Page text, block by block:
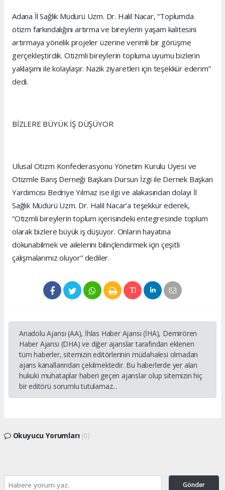
Adana İl Sağlık Müdürü Uzm. Dr. Halil Nacar, “Toplumda
otizm farkındalığını artırma ve bireylerin yaşam kalitesini
artırmaya yönelik projeler üzerine verimli bir görüşme
gerçekleştirdik. Otizmli bireylerin topluma uyumu bizlerin
yaklaşımı ile kolaylaşır. Nazik ziyaretleri için teşekkür ederim”
dedi.
BİZLERE BÜYÜK İŞ DÜŞÜYOR
Ulusal Otizm Konfederasyonu Yönetim Kurulu Üyesi ve
Otizmle Barış Derneği Başkanı Dursun İzgi ile Dernek Başkan
Yardımcısı Bedriye Yılmaz ise ilgi ve alakasından dolayı İl
Sağlık Müdürü Uzm. Dr. Halil Nacar’a teşekkür ederek,
“Otizmli bireylerin toplum içerisindeki entegresinde toplum
olarak bizlere büyük iş düşüyor. Onların hayatına
dokunabilmek ve ailelerini bilinçlendirmek için çeşitli
çalışmalarımız oluyor” dediler.
Anadolu Ajansı (AA), İhlas Haber Ajansı (İHA), Demirören
Haber Ajansı (DHA) ve diğer ajanslar tarafından eklenen
tüm haberler, sitemizin editörlerinin müdahalesi olmadan
ajans kanallarından çekilmektedir. Bu haberlerde yer alan
hukuki muhataplar haberi geçen ajanslar olup sitemizin hiç
bir editörü sorumlu tutulamaz...
Okuyucu Yorumları (0)
Gönder